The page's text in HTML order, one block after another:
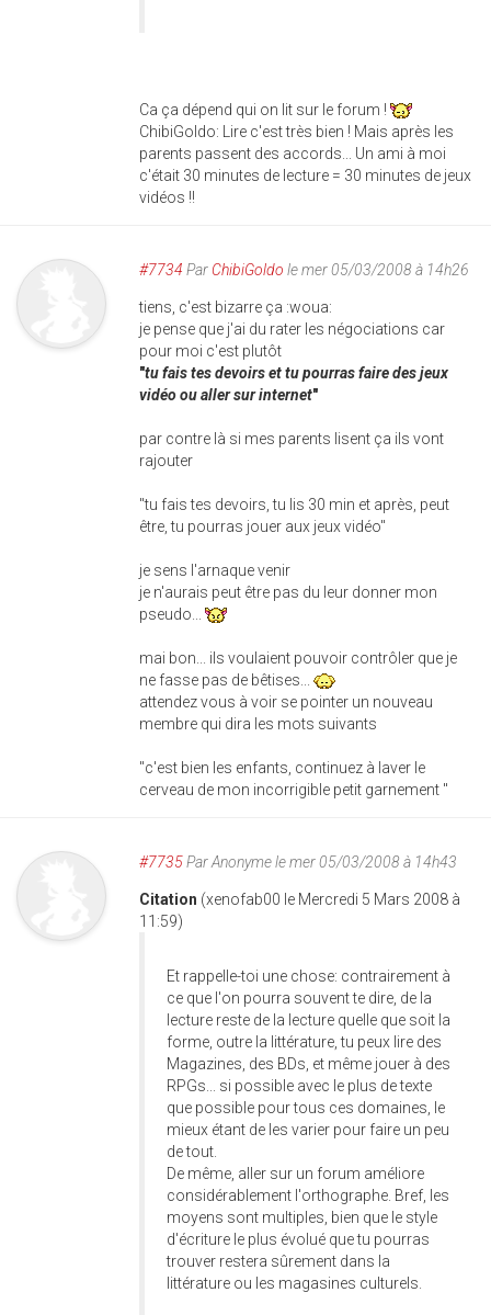
Ca ça dépend qui on lit sur le forum !
ChibiGoldo: Lire c'est très bien ! Mais après les
parents passent des accords... Un ami à moi
c'était 30 minutes de lecture = 30 minutes de jeux
vidéos !!
#7734 Par ChibiGoldo le mer 05/03/2008 à 14h26
tiens, c'est bizarre ça :woua:
je pense que j'ai du rater les négociations car
pour moi c'est plutôt
"tu fais tes devoirs et tu pourras faire des jeux
vidéo ou aller sur internet"
par contre là si mes parents lisent ça ils vont
rajouter
"tu fais tes devoirs, tu lis 30 min et après, peut
être, tu pourras jouer aux jeux vidéo"
je sens l'arnaque venir
je n'aurais peut être pas du leur donner mon
pseudo...
mai bon... ils voulaient pouvoir contrôler que je
ne fasse pas de bêtises...
attendez vous à voir se pointer un nouveau
membre qui dira les mots suivants
"c'est bien les enfants, continuez à laver le
cerveau de mon incorrigible petit garnement "
#7735ParAnonymele mer 05/03/2008 à 14h43
Citation (xenofab00 le Mercredi 5 Mars 2008 à
11:59)
Et rappelle-toi une chose: contrairement à
ce que l'on pourra souvent te dire, de la
lecture reste de la lecture quelle que soit la
forme, outre la littérature, tu peux lire des
Magazines, des BDs, et même jouer à des
RPGs... si possible avec le plus de texte
que possible pour tous ces domaines, le
mieux étant de les varier pour faire un peu
de tout.
De même, aller sur un forum améliore
considérablement l'orthographe. Bref, les
moyens sont multiples, bien que le style
d'écriture le plus évolué que tu pourras
trouver restera sûrement dans la
littérature ou les magasines culturels.